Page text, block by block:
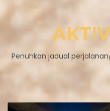
Penuhkan jadual